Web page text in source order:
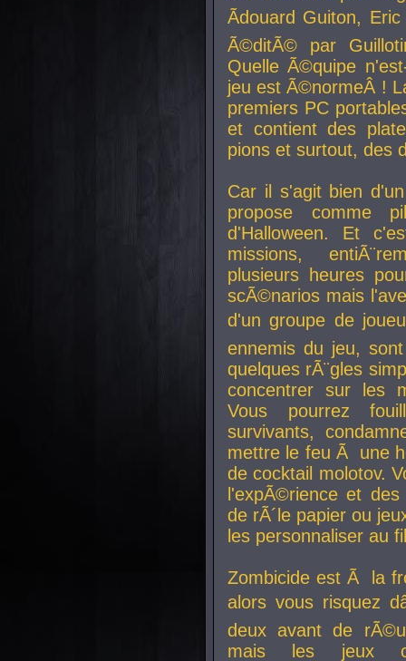
Ãdouard Guiton,
Ã©ditÃ© par
Quelle Ã©quipe
jeu est Ã©normeÂ !
premiers PC
et contient des
pions et surtout, des
Car il s'agit bien
propose comme
d'Halloween. Et
missions,
plusieurs heures
scÃ©narios mais
d'un groupe de
ennemis du jeu,
quelques rÃ¨gles
concentrer sur les
Vous pourrez
survivants,
mettre le feu Ã une
de cocktail molotov.
l'expÃ©rience et
de rÃ´le papier ou
les personnaliser au
Zombicide est Ã la
alors vous risquez
deux avant de
mais les jeux